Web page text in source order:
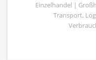
Einzelhandel |
Transport,